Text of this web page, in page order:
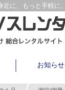
近に、もっと手軽に
お知らせ